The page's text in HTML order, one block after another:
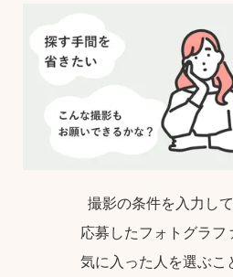
撮影の条件を入力し
応募したフォトグラフ
気に入った人を選ぶこ